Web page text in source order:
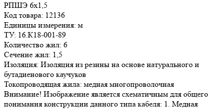
РПШЭ 6х1,5
Код товара: 12136
Единицы измерения: м
ТУ: 16.К18-001-89
Количество жил: 6
Сечение жил: 1,5
Изоляция: Изоляция из резины на основе натурального и
бутадиенового каучуков
Токопроводящая жила: медная многопроволочная
Внимание! Изображение является схематичным для общего
понимания конструкции данного типа кабеля: 1. Медная